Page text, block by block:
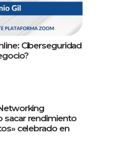
Ciberseguridad
sacar rendimiento
celebrado en